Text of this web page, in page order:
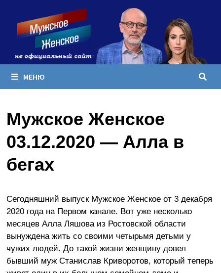
содержимому
МЕНЮ
Мужское Женское
03.12.2020 — Алла в
бегах
Сегодняшний выпуск Мужское Женское от 3 декабря
2020 года на Первом канале. Вот уже несколько
месяцев Алла Ляшова из Ростовской области
вынуждена жить со своими четырьмя детьми у
чужих людей. До такой жизни женщину довел
бывший муж Станислав Криворотов, который теперь